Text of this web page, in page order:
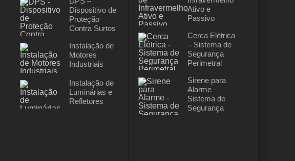
Dispositivo de
Proteção
Contra Surtos
Instalação de
Motores
Industriais
Instalação de
Luminárias e
Refletores
Ativo e
Passivo
Cerca Elétrica
– Sistema de
Segurança
Perimetral
Sirene para
Alarme –
Sistema de
Segurança